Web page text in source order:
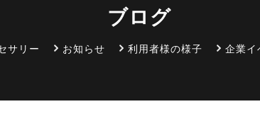
ブログ
サリー お知らせ 利用者様の様子 企業イ